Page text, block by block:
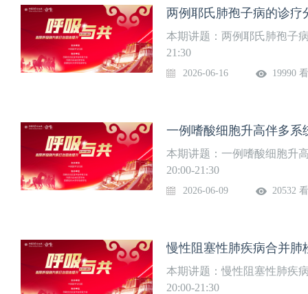
GPA、EGPA、类风湿肺病
常不充分，且病史信息干扰
生误诊或漏诊。今晚8:00，
续，敬请期待！
两例耶氏肺孢子病的诊疗
本期讲题：两例耶氏肺孢子
21:30
2026-06-16 19990
本期讲题：一例嗜酸细胞升
20:00-21:30
2026-06-09 20532
慢性阻塞性肺疾病合并肺
本期讲题：慢性阻塞性肺疾
20:00-21:30